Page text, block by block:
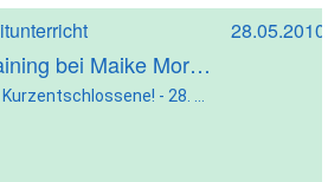
Training bei Maike Morbach